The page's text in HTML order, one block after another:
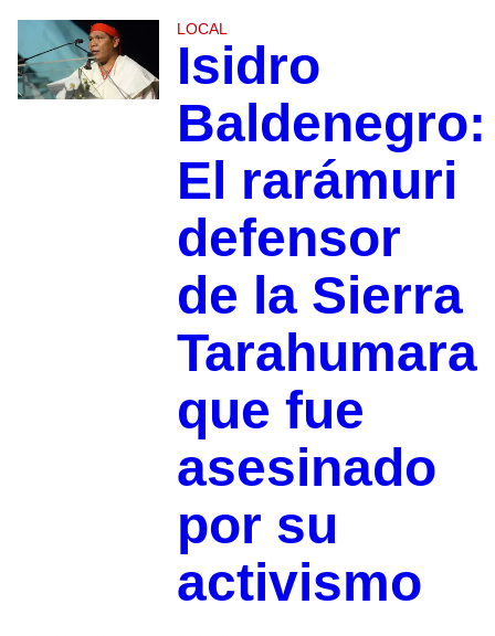
LOCAL
Isidro
Baldenegro:
El rarámuri
defensor
de la Sierra
Tarahumara
que fue
asesinado
por su
activismo